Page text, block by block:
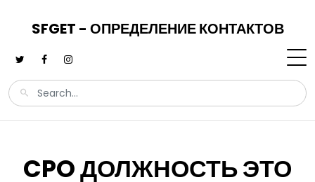
SFGET - ОПРЕДЕЛЕНИЕ КОНТАКТОВ
CPO ДОЛЖНОСТЬ ЭТО